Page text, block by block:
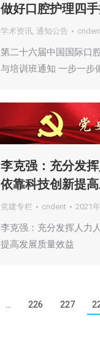
做好口腔护理四
学术资讯, 通知公告
第二十六届中国国际口
与培训班通知 一步一步
李克强：充分发
依靠科技创新提
党建专栏 cndent 2021
李克强：充分发挥人力
提高发展质量效益
… 226 227